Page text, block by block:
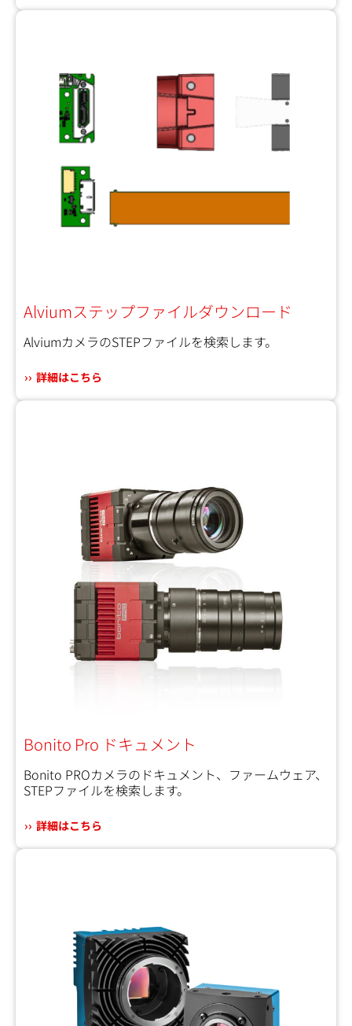
Alviumステップファイルダウンロード
AlviumカメラのSTEPファイルを検索します。
詳細はこちら
Bonito Pro ドキュメント
Bonito PROカメラのドキュメント、ファームウェア、
STEPファイルを検索します。
詳細はこちら